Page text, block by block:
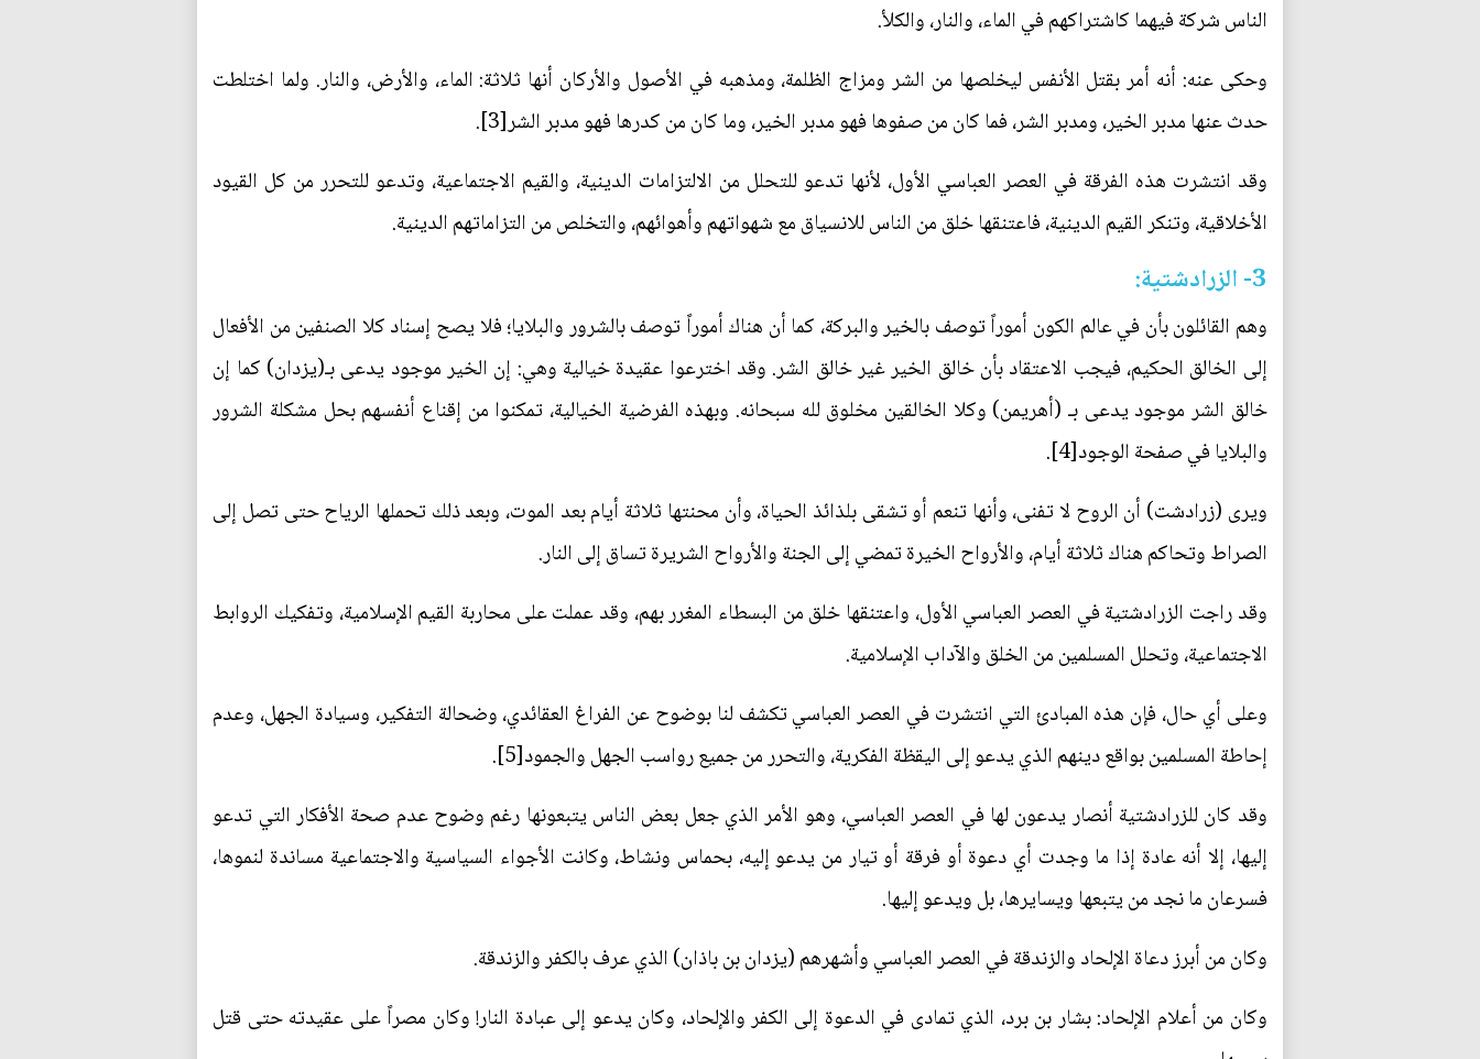
الناس شركة فيهما كاشتراكهم في الماء، والنار، والكلأ.
وحكى عنه: أنه أمر بقتل الأنفس ليخلصها من الشر ومزاج الظلمة، ومذهبه في الأصول والأركان أنها ثلاثة: الماء، والأرض، والنار. ولما اختلطت
حدث عنها مدبر الخير، ومدبر الشر، فما كان من صفوها فهو مدبر الخير، وما كان من كدرها فهو مدبر الشر[3].
وقد انتشرت هذه الفرقة في العصر العباسي الأول، لأنها تدعو للتحلل من الالتزامات الدينية، والقيم الاجتماعية، وتدعو للتحرر من كل القيود
الأخلاقية، وتنكر القيم الدينية، فاعتنقها خلق من الناس للانسياق مع شهواتهم وأهوائهم، والتخلص من التزاماتهم الدينية.
3- الزرادشتية:
وهم القائلون بأن في عالم الكون أموراً توصف بالخير والبركة، كما أن هناك أموراً توصف بالشرور والبلايا؛ فلا يصح إسناد كلا الصنفين من الأفعال
إلى الخالق الحكيم، فيجب الاعتقاد بأن خالق الخير غير خالق الشر. وقد اخترعوا عقيدة خيالية وهي: إن الخير موجود يدعى ب‍ـ(يزدان) كما إن
خالق الشر موجود يدعى ب‍ـ (أهريمن) وكلا الخالقين مخلوق لله سبحانه. وبهذه الفرضية الخيالية، تمكنوا من إقناع أنفسهم بحل مشكلة الشرور
والبلايا في صفحة الوجود[4].
ويرى (زرادشت) أن الروح لا تفنى، وأنها تنعم أو تشقى بلذائذ الحياة، وأن محنتها ثلاثة أيام بعد الموت، وبعد ذلك تحملها الرياح حتى تصل إلى
الصراط وتحاكم هناك ثلاثة أيام، والأرواح الخيرة تمضي إلى الجنة والأرواح الشريرة تساق إلى النار.
وقد راجت الزرادشتية في العصر العباسي الأول، واعتنقها خلق من البسطاء المغرر بهم، وقد عملت على محاربة القيم الإسلامية، وتفكيك الروابط
الاجتماعية، وتحلل المسلمين من الخلق والآداب الإسلامية.
وعلى أي حال، فإن هذه المبادئ التي انتشرت في العصر العباسي تكشف لنا بوضوح عن الفراغ العقائدي، وضحالة التفكير، وسيادة الجهل، وعدم
إحاطة المسلمين بواقع دينهم الذي يدعو إلى اليقظة الفكرية، والتحرر من جميع رواسب الجهل والجمود[5].
وقد كان للزرادشتية أنصار يدعون لها في العصر العباسي، وهو الأمر الذي جعل بعض الناس يتبعونها رغم وضوح عدم صحة الأفكار التي تدعو
إليها، إلا أنه عادة إذا ما وجدت أي دعوة أو فرقة أو تيار من يدعو إليه، بحماس ونشاط، وكانت الأجواء السياسية والاجتماعية مساندة لنموها،
فسرعان ما نجد من يتبعها ويسايرها، بل ويدعو إليها.
وكان من أبرز دعاة الإلحاد والزندقة في العصر العباسي وأشهرهم (يزدان بن باذان) الذي عرف بالكفر والزندقة.
وكان من أعلام الإلحاد: بشار بن برد، الذي تمادى في الدعوة إلى الكفر والإلحاد، وكان يدعو إلى عبادة النار! وكان مصراً على عقيدته حتى قتل